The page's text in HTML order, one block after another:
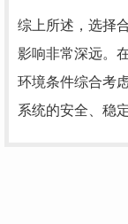
综上所述，选择
影响非常深远。
环境条件综合考
系统的安全、稳